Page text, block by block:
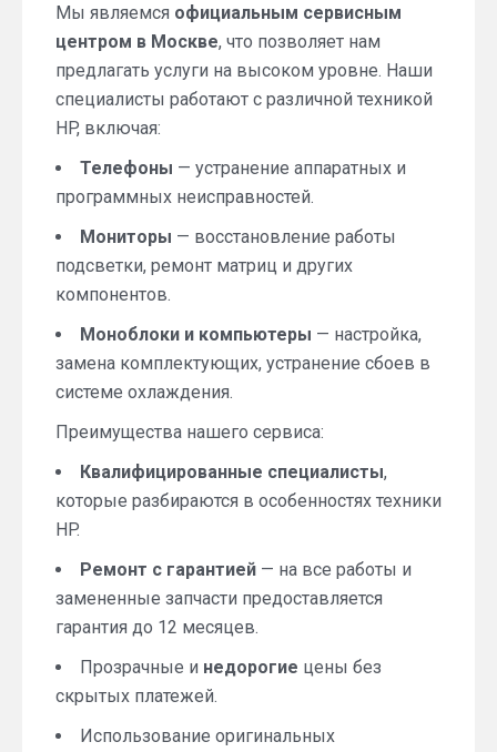
Мы являемся официальным сервисным
центром в Москве, что позволяет нам
предлагать услуги на высоком уровне. Наши
специалисты работают с различной техникой
HP, включая:
Телефоны — устранение аппаратных и
программных неисправностей.
Мониторы — восстановление работы
подсветки, ремонт матриц и других
компонентов.
Моноблоки и компьютеры — настройка,
замена комплектующих, устранение сбоев в
системе охлаждения.
Преимущества нашего сервиса:
Квалифицированные специалисты,
которые разбираются в особенностях техники
HP.
Ремонт с гарантией — на все работы и
замененные запчасти предоставляется
гарантия до 12 месяцев.
Прозрачные и недорогие цены без
скрытых платежей.
Использование оригинальных